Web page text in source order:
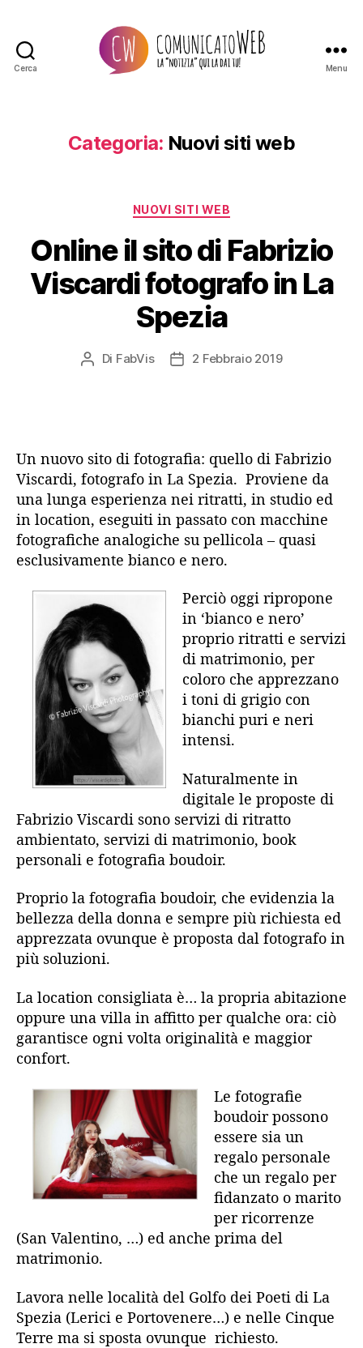
Cerca Menu
Categoria: Nuovi siti web
Categorie
NUOVI SITI WEB
Online il sito di Fabrizio
Viscardi fotografo in La
Spezia
Autore
Di FabVis
Data2 Febbraio 2019
Un nuovo sito di fotografia: quello di Fabrizio
Viscardi, fotografo in La Spezia. Proviene da
una lunga esperienza nei ritratti, in studio ed
in location, eseguiti in passato con macchine
fotografiche analogiche su pellicola – quasi
esclusivamente bianco e nero.
Perciò oggi ripropone
in ‘bianco e nero’
proprio ritratti e servizi
di matrimonio, per
coloro che apprezzano
i toni di grigio con
bianchi puri e neri
intensi.
Naturalmente in
digitale le proposte di
Fabrizio Viscardi sono servizi di ritratto
ambientato, servizi di matrimonio, book
personali e fotografia boudoir.
Proprio la fotografia boudoir, che evidenzia la
bellezza della donna e sempre più richiesta ed
apprezzata ovunque è proposta dal fotografo in
più soluzioni.
La location consigliata è… la propria abitazione
oppure una villa in affitto per qualche ora: ciò
garantisce ogni volta originalità e maggior
confort.
Le fotografie
boudoir possono
essere sia un
regalo personale
che un regalo per
fidanzato o marito
per ricorrenze
(San Valentino, …) ed anche prima del
matrimonio.
Lavora nelle località del Golfo dei Poeti di La
Spezia (Lerici e Portovenere…) e nelle Cinque
Terre ma si sposta ovunque richiesto.